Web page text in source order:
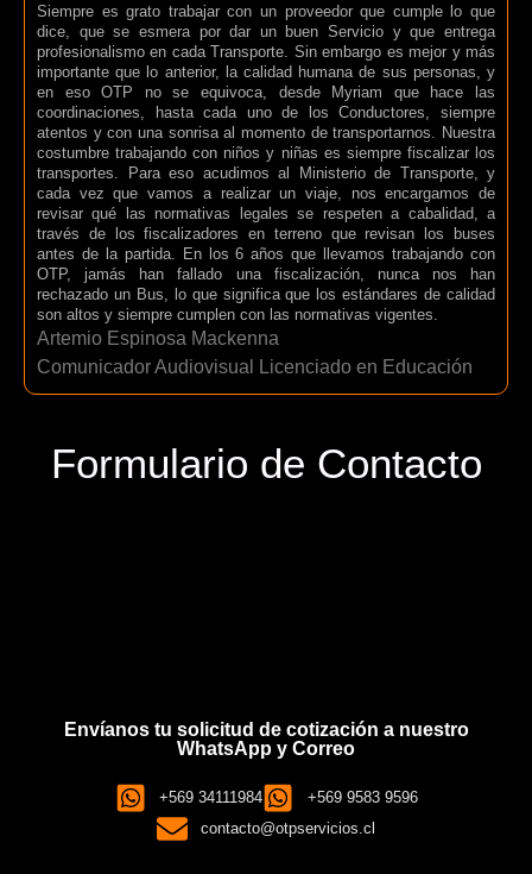
Siempre es grato trabajar con un proveedor que cumple lo que
dice, que se esmera por dar un buen Servicio y que entrega
profesionalismo en cada Transporte. Sin embargo es mejor y más
importante que lo anterior, la calidad humana de sus personas, y
en eso OTP no se equivoca, desde Myriam que hace las
coordinaciones, hasta cada uno de los Conductores, siempre
atentos y con una sonrisa al momento de transportarnos. Nuestra
costumbre trabajando con niños y niñas es siempre fiscalizar los
transportes. Para eso acudimos al Ministerio de Transporte, y
cada vez que vamos a realizar un viaje, nos encargamos de
revisar qué las normativas legales se respeten a cabalidad, a
través de los fiscalizadores en terreno que revisan los buses
antes de la partida. En los 6 años que llevamos trabajando con
OTP, jamás han fallado una fiscalización, nunca nos han
rechazado un Bus, lo que significa que los estándares de calidad
son altos y siempre cumplen con las normativas vigentes.
Artemio Espinosa Mackenna
Comunicador Audiovisual Licenciado en Educación
Formulario de Contacto
Envíanos tu solicitud de cotización a nuestro
WhatsApp y Correo
+569 34111984
+569 9583 9596
contacto@otpservicios.cl